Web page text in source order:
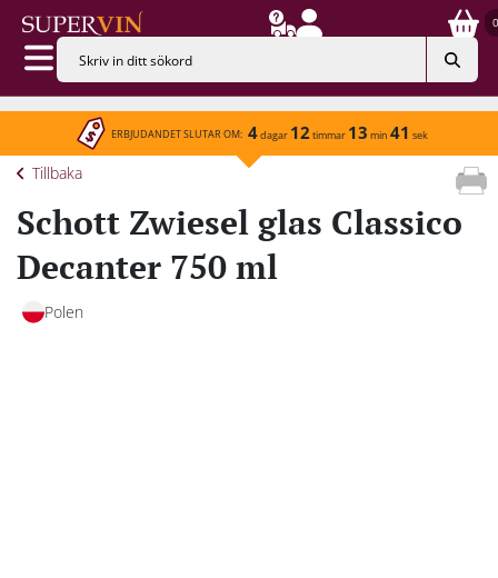
0
ERBJUDANDET SLUTAR OM: 4dagar 12 timmar 13 min 41 sek
Tillbaka
Schott Zwiesel glas Classico
Decanter 750 ml
Polen